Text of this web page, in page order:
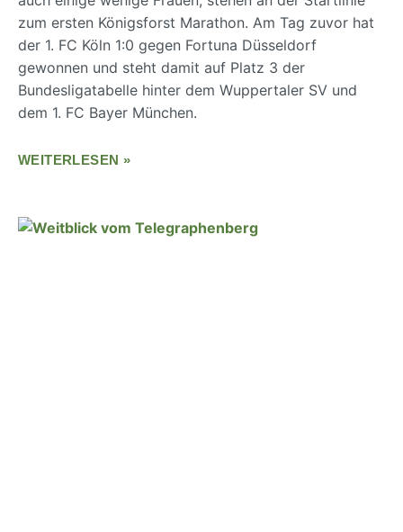
zum ersten Königsforst Marathon. Am Tag zuvor hat
der 1. FC Köln 1:0 gegen Fortuna Düsseldorf
gewonnen und steht damit auf Platz 3 der
Bundesligatabelle hinter dem Wuppertaler SV und
dem 1. FC Bayer München.
WEITERLESEN »